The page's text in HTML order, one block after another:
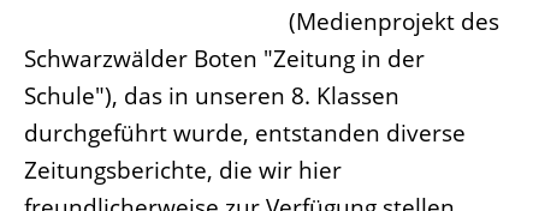
(Medienprojekt des
Schwarzwälder Boten "Zeitung in der
Schule"), das in unseren 8. Klassen
durchgeführt wurde, entstanden diverse
Zeitungsberichte, die wir hier